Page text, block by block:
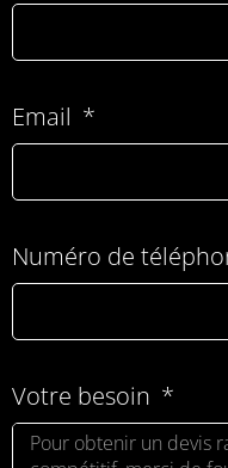
Email
Numéro de
Votre besoin